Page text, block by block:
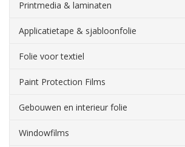
Printmedia & laminaten
Applicatietape & sjabloonfolie
Folie voor textiel
Paint Protection Films
Gebouwen en interieur folie
Windowfilms